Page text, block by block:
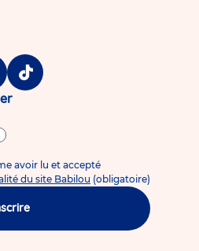
Tiktok
avoir lu et accepté
du site Babilou (obligatoire)